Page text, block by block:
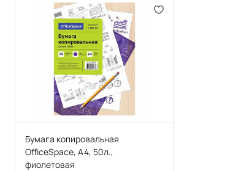
Бумага копировальная
OfficeSpace, А4, 50л.,
фиолетовая